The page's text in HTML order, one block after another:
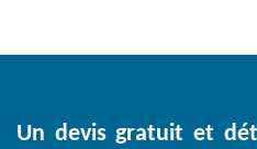
Un devis gratuit et